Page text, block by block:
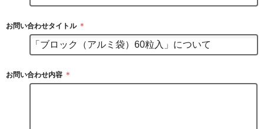
お問い合わせタイトル ＊
お問い合わせ内容 ＊